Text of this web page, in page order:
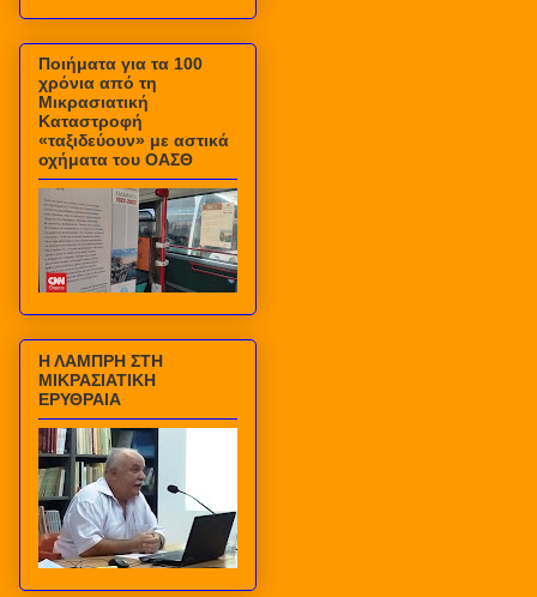
Ποιήματα για τα 100
χρόνια από τη
Μικρασιατική
Καταστροφή
«ταξιδεύουν» με αστικά
οχήματα του ΟΑΣΘ
Η ΛΑΜΠΡΗ ΣΤΗ
ΜΙΚΡΑΣΙΑΤΙΚΗ
ΕΡΥΘΡΑΙΑ